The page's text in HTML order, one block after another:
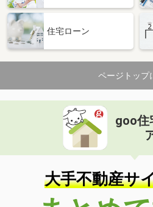
住宅ローン
ページトップ
goo住
大手不動産サ